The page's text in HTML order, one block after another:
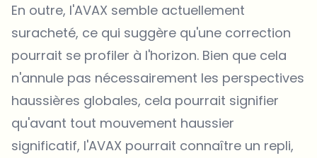
En outre, l'AVAX semble actuellement
suracheté, ce qui suggère qu'une correction
pourrait se profiler à l'horizon. Bien que cela
n'annule pas nécessairement les perspectives
haussières globales, cela pourrait signifier
qu'avant tout mouvement haussier
significatif, l'AVAX pourrait connaître un repli,